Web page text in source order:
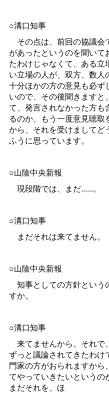
○溝口知事
その点は、前回の協議会
があったというのを聞い
たわけじゃなくて、ある
い立場の人が、双方、数人
十分ほかの方の意見も必ず
いので、その後聞きます
て、発言されなかった方も
るのか、もう一度意見聴
から、それを受けましてど
ふうに思っています。
○山陰中央新報
現段階では、まだ......。
○溝口知事
まだそれは来てません。
○山陰中央新報
知事としての方針という
すか。
○溝口知事
来てませんから。それで
ずっと議論されてきたわ
門家の方がおられますから
てやっていきたいというの
まだそれを、ほ